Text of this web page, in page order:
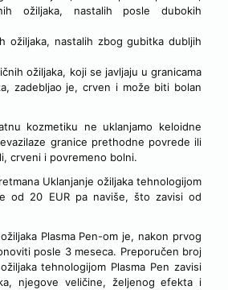
ožiljaka, nastalih posle dubokih
ožiljaka, nastalih zbog gubitka dubljih
ožiljaka, koji se javljaju u granicama
zadebljao je, crven i može biti bolan
kozmetiku ne uklanjamo keloidne
granice prethodne povrede ili
crveni i povremeno bolni.
Uklanjanje ožiljaka tehnologijom
od 20 EUR pa naviše, što zavisi od
Plasma Pen-om je, nakon prvog
posle 3 meseca. Preporučen broj
tehnologijom Plasma Pen zavisi
njegove veličine, željenog efekta i